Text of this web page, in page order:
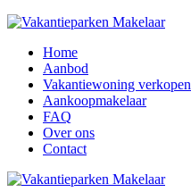
Home
Aanbod
Vakantiewoning verkopen
Aankoopmakelaar
FAQ
Over ons
Contact